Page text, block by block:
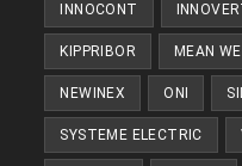
INNOCONT
KIPPRIBOR MEAN
NEWINEX ONI
SYSTEME ELECTRIC